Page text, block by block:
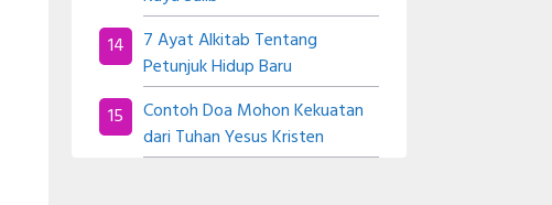
7 Ayat Alkitab Tentang
Petunjuk Hidup Baru
Contoh Doa Mohon Kekuatan
dari Tuhan Yesus Kristen